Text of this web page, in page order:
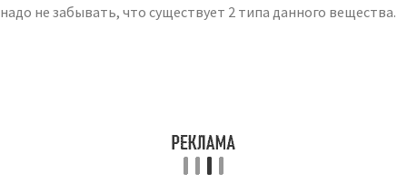
надо не забывать, что существует 2 типа данного вещества.